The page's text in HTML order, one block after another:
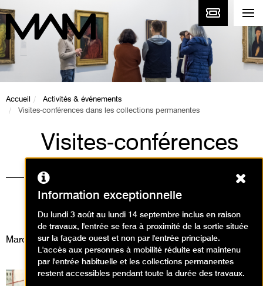
Accueil
Activités & événements
Visites-conférences dans les collections permanentes
Visites-conférences
dans les collections
permanentes
Visites / Visite conférence
Mardi 26 août 2025
Information exceptionnelle
Du lundi 3 août au lundi 14 septembre inclus en raison
de travaux, l'entrée se fera à proximité de la sortie située
sur la façade ouest et non par l'entrée principale.
L'accès aux personnes à mobilité réduite est maintenu
par l'entrée habituelle et les collections permanentes
restent accessibles pendant toute la durée des travaux.